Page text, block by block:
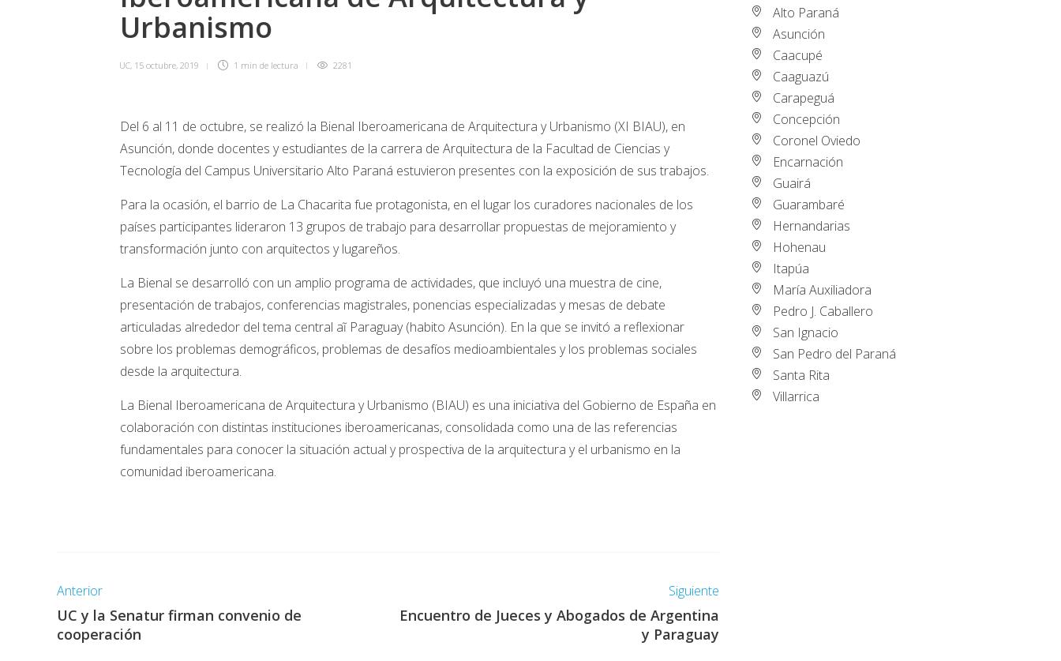
Urbanismo
UC, 15 octubre, 2019 1 min de lectura 2281
Del 6 al 11 de octubre, se realizó la Bienal Iberoamericana de Arquitectura y Urbanismo (XI BIAU), en
Asunción, donde docentes y estudiantes de la carrera de Arquitectura de la Facultad de Ciencias y
Tecnología del Campus Universitario Alto Paraná estuvieron presentes con la exposición de sus trabajos.
Para la ocasión, el barrio de La Chacarita fue protagonista, en el lugar los curadores nacionales de los
países participantes lideraron 13 grupos de trabajo para desarrollar propuestas de mejoramiento y
transformación junto con arquitectos y lugareños.
La Bienal se desarrolló con un amplio programa de actividades, que incluyó una muestra de cine,
presentación de trabajos, conferencias magistrales, ponencias especializadas y mesas de debate
articuladas alrededor del tema central aĩ Paraguay (habito Asunción). En la que se invitó a reflexionar
sobre los problemas demográficos, problemas de desafíos medioambientales y los problemas sociales
desde la arquitectura.
La Bienal Iberoamericana de Arquitectura y Urbanismo (BIAU) es una iniciativa del Gobierno de España en
colaboración con distintas instituciones iberoamericanas, consolidada como una de las referencias
fundamentales para conocer la situación actual y prospectiva de la arquitectura y el urbanismo en la
comunidad iberoamericana.
Anterior
UC y la Senatur firman convenio de
cooperación
Siguiente
Encuentro de Jueces y Abogados de Argentina
y Paraguay
Alto Paraná
Asunción
Caacupé
Caaguazú
Carapeguá
Concepción
Coronel Oviedo
Encarnación
Guairá
Guarambaré
Hernandarias
Hohenau
Itapúa
María Auxiliadora
Pedro J. Caballero
San Ignacio
San Pedro del Paraná
Santa Rita
Villarrica